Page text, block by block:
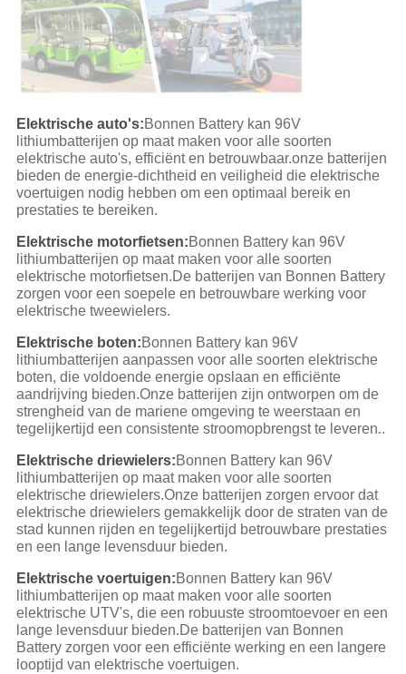
Elektrische auto's:Bonnen Battery kan 96V
lithiumbatterijen op maat maken voor alle soorten
elektrische auto's, efficiënt en betrouwbaar.onze batterijen
bieden de energie-dichtheid en veiligheid die elektrische
voertuigen nodig hebben om een optimaal bereik en
prestaties te bereiken.
Elektrische motorfietsen:Bonnen Battery kan 96V
lithiumbatterijen op maat maken voor alle soorten
elektrische motorfietsen.De batterijen van Bonnen Battery
zorgen voor een soepele en betrouwbare werking voor
elektrische tweewielers.
Elektrische boten:Bonnen Battery kan 96V
lithiumbatterijen aanpassen voor alle soorten elektrische
boten, die voldoende energie opslaan en efficiënte
aandrijving bieden.Onze batterijen zijn ontworpen om de
strengheid van de mariene omgeving te weerstaan en
tegelijkertijd een consistente stroomopbrengst te leveren..
Elektrische driewielers:Bonnen Battery kan 96V
lithiumbatterijen op maat maken voor alle soorten
elektrische driewielers.Onze batterijen zorgen ervoor dat
elektrische driewielers gemakkelijk door de straten van de
stad kunnen rijden en tegelijkertijd betrouwbare prestaties
en een lange levensduur bieden.
Elektrische voertuigen:Bonnen Battery kan 96V
lithiumbatterijen op maat maken voor alle soorten
elektrische UTV's, die een robuuste stroomtoevoer en een
lange levensduur bieden.De batterijen van Bonnen
Battery zorgen voor een efficiënte werking en een langere
looptijd van elektrische voertuigen.